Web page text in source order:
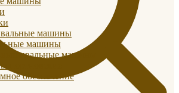
машины
машины
машины
портновские
обеспечение